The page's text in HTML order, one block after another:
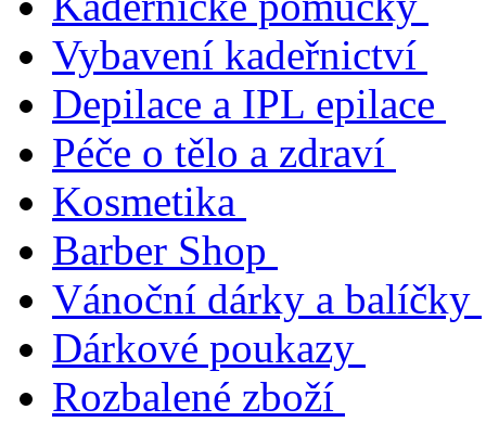
Vybavení kadeřnictví
Depilace a IPL epilace
Péče o tělo a zdraví
Kosmetika
Barber Shop
Vánoční dárky a balíčky
Dárkové poukazy
Rozbalené zboží